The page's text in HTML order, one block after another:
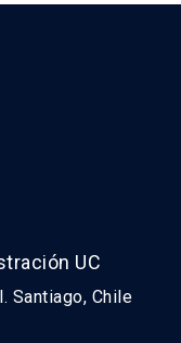
UC
Santiago, Chile